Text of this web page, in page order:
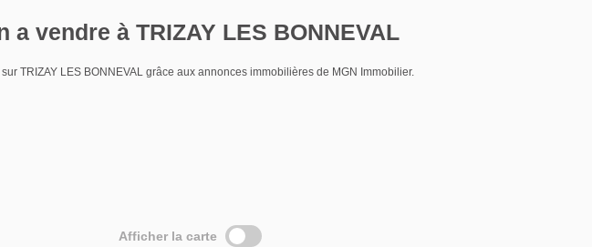
a vendre à TRIZAY LES BONNEVAL
TRIZAY LES BONNEVAL grâce aux annonces immobilières de MGN Immobilier.
Afficher la carte